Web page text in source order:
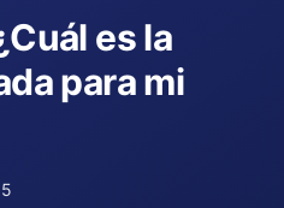
es la
para mi